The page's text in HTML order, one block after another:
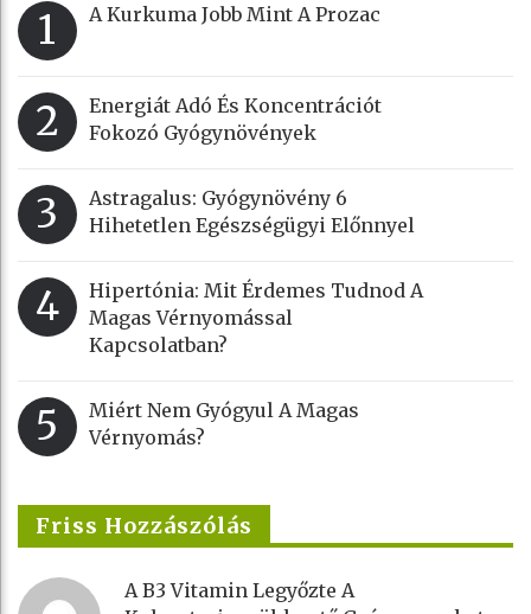
1 A Kurkuma Jobb Mint A Prozac
2
Energiát Adó És Koncentrációt
Fokozó Gyógynövények
3
Astragalus: Gyógynövény 6
Hihetetlen Egészségügyi Előnnyel
4
Hipertónia: Mit Érdemes Tudnod A
Magas Vérnyomással
Kapcsolatban?
5
Miért Nem Gyógyul A Magas
Vérnyomás?
Friss Hozzászólás
A B3 Vitamin Legyőzte A